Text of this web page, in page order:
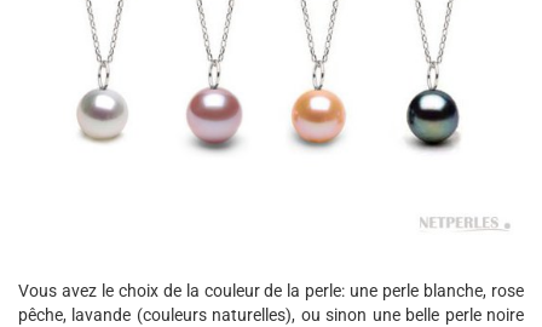
Vous avez le choix de la couleur de la perle: une perle blanche, rose
pêche, lavande (couleurs naturelles), ou sinon une belle perle noire